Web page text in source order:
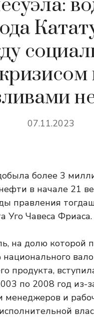
07.11.2023
более 3
в начале 21
правления
Уго Чавеса Фриаса.
на долю которой
продукта,
по 2008 год из-
менеджеров и